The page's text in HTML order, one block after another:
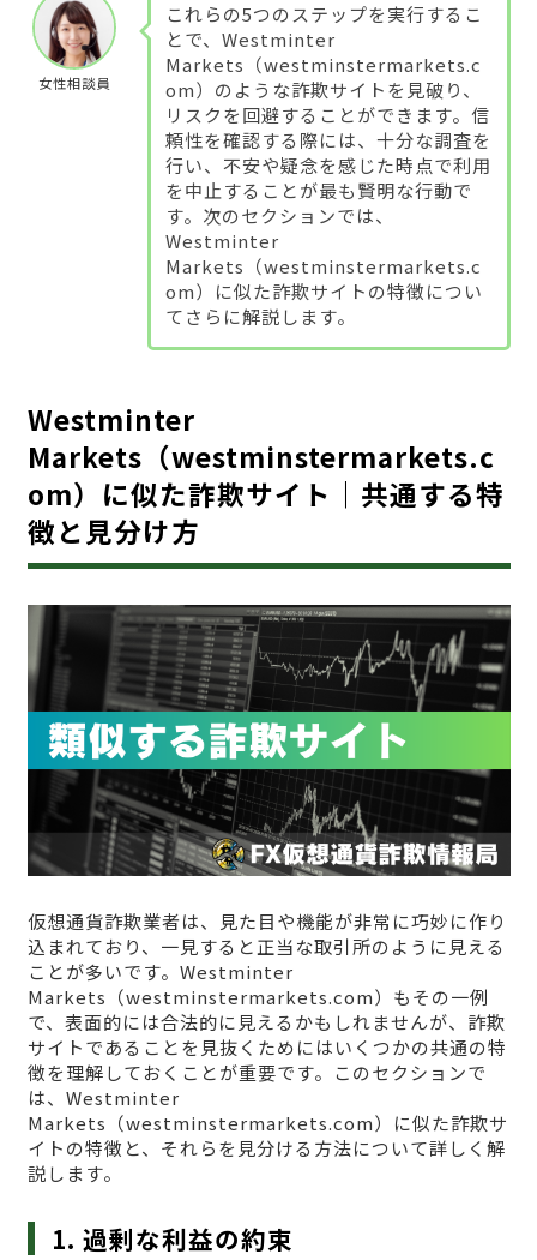
女性相談員
これらの5つのステップを実行するこ
とで、Westminter
Markets（westminstermarkets.c
om）のような詐欺サイトを見破り、
リスクを回避することができます。信
頼性を確認する際には、十分な調査を
行い、不安や疑念を感じた時点で利用
を中止することが最も賢明な行動で
す。次のセクションでは、
Westminter
Markets（westminstermarkets.c
om）に似た詐欺サイトの特徴につい
てさらに解説します。
Westminter
Markets（westminstermarkets.c
om）に似た詐欺サイト｜共通する特
徴と見分け方
仮想通貨詐欺業者は、見た目や機能が非常に巧妙に作り
込まれており、一見すると正当な取引所のように見える
ことが多いです。Westminter
Markets（westminstermarkets.com）もその一例
で、表面的には合法的に見えるかもしれませんが、詐欺
サイトであることを見抜くためにはいくつかの共通の特
徴を理解しておくことが重要です。このセクションで
は、Westminter
Markets（westminstermarkets.com）に似た詐欺サ
イトの特徴と、それらを見分ける方法について詳しく解
説します。
1. 過剰な利益の約束